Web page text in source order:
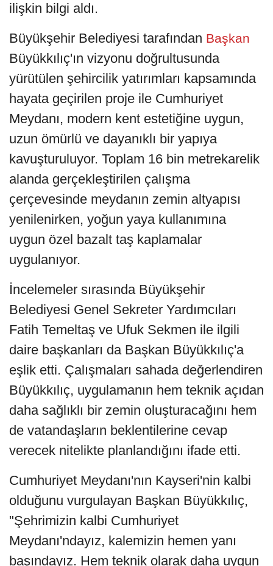
ilişkin bilgi aldı.
Büyükşehir Belediyesi tarafından Başkan
Büyükkılıç'ın vizyonu doğrultusunda
yürütülen şehircilik yatırımları kapsamında
hayata geçirilen proje ile Cumhuriyet
Meydanı, modern kent estetiğine uygun,
uzun ömürlü ve dayanıklı bir yapıya
kavuşturuluyor. Toplam 16 bin metrekarelik
alanda gerçekleştirilen çalışma
çerçevesinde meydanın zemin altyapısı
yenilenirken, yoğun yaya kullanımına
uygun özel bazalt taş kaplamalar
uygulanıyor.
İncelemeler sırasında Büyükşehir
Belediyesi Genel Sekreter Yardımcıları
Fatih Temeltaş ve Ufuk Sekmen ile ilgili
daire başkanları da Başkan Büyükkılıç'a
eşlik etti. Çalışmaları sahada değerlendiren
Büyükkılıç, uygulamanın hem teknik açıdan
daha sağlıklı bir zemin oluşturacağını hem
de vatandaşların beklentilerine cevap
verecek nitelikte planlandığını ifade etti.
Cumhuriyet Meydanı'nın Kayseri'nin kalbi
olduğunu vurgulayan Başkan Büyükkılıç,
"Şehrimizin kalbi Cumhuriyet
Meydanı'ndayız, kalemizin hemen yanı
başındayız. Hem teknik olarak daha uygun